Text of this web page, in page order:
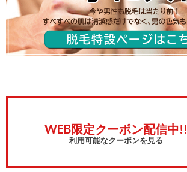
WEB限定クーポン配信中!!
利用可能なクーポンを見る